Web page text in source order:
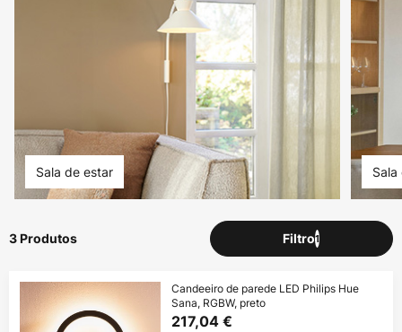
Sala de estar
3 Produtos Filtro1
Candeeiro de parede LED Philips Hue
Sana, RGBW, preto
217,04 €